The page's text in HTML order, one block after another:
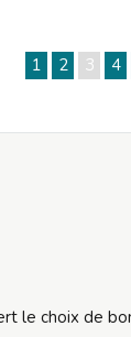
1 2 3 4
le choix de